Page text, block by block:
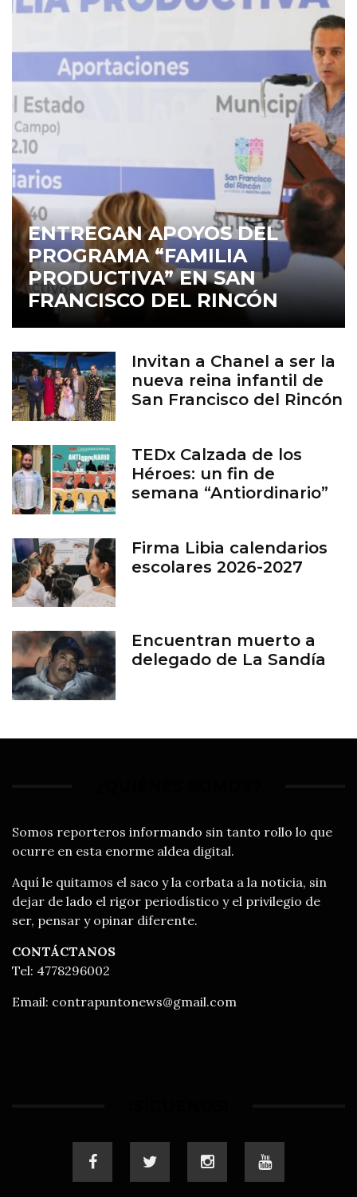
ENTREGAN APOYOS DEL
PROGRAMA “FAMILIA
PRODUCTIVA” EN SAN
FRANCISCO DEL RINCÓN
Invitan a Chanel a ser la
nueva reina infantil de
San Francisco del Rincón
TEDx Calzada de los
Héroes: un fin de
semana “Antiordinario”
Firma Libia calendarios
escolares 2026-2027
Encuentran muerto a
delegado de La Sandía
Somos reporteros informando sin tanto rollo lo que
ocurre en esta enorme aldea digital.
Aquí le quitamos el saco y la corbata a la noticia, sin
dejar de lado el rigor periodístico y el privilegio de
ser, pensar y opinar diferente.
CONTÁCTANOS
Tel: 4778296002
Email: contrapuntonews@gmail.com